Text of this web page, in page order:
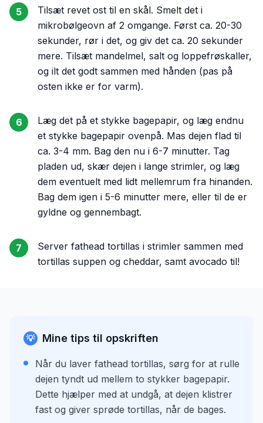
5
Tilsæt revet ost til en skål. Smelt det i
mikrobølgeovn af 2 omgange. Først ca. 20-30
sekunder, rør i det, og giv det ca. 20 sekunder
mere. Tilsæt mandelmel, salt og loppefrøskaller,
og ilt det godt sammen med hånden (pas på
osten ikke er for varm).
6
Læg det på et stykke bagepapir, og læg endnu
et stykke bagepapir ovenpå. Mas dejen flad til
ca. 3-4 mm. Bag den nu i 6-7 minutter. Tag
pladen ud, skær dejen i lange strimler, og læg
dem eventuelt med lidt mellemrum fra hinanden.
Bag dem igen i 5-6 minutter mere, eller til de er
gyldne og gennembagt.
7
Server fathead tortillas i strimler sammen med
tortillas suppen og cheddar, samt avocado til!
💡 Mine tips til opskriften
Når du laver fathead tortillas, sørg for at rulle
dejen tyndt ud mellem to stykker bagepapir.
Dette hjælper med at undgå, at dejen klistrer
fast og giver sprøde tortillas, når de bages.